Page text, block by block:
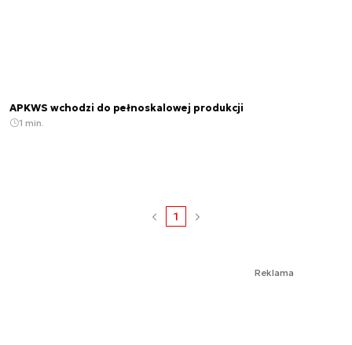
APKWS wchodzi do pełnoskalowej produkcji
1 min.
1
Reklama